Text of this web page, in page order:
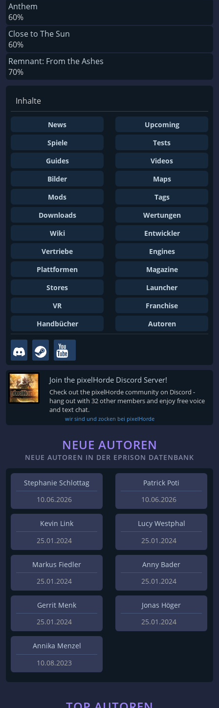
Anthem
60%
Close to The Sun
60%
Remnant: From the Ashes
70%
Inhalte
News
Upcoming
Spiele
Tests
Guides
Videos
Bilder
Maps
Mods
Tags
Downloads
Wertungen
Wiki
Entwickler
Vertriebe
Engines
Plattformen
Magazine
Stores
Launcher
VR
Franchise
Handbücher
Autoren
Join the pixelHorde Discord Server!
Check out the pixelHorde community on Discord -
hang out with 32 other members and enjoy free voice
and text chat.
wir sind und zocken bei pixelHorde
NEUE AUTOREN
NEUE AUTOREN IN DER EPRISON DATENBANK
Stephanie Schlottag
10.06.2026
Patrick Poti
10.06.2026
Kevin Link
25.01.2024
Lucy Westphal
25.01.2024
Markus Fiedler
25.01.2024
Anny Bader
25.01.2024
Gerrit Menk
25.01.2024
Jonas Höger
25.01.2024
Annika Menzel
10.08.2023